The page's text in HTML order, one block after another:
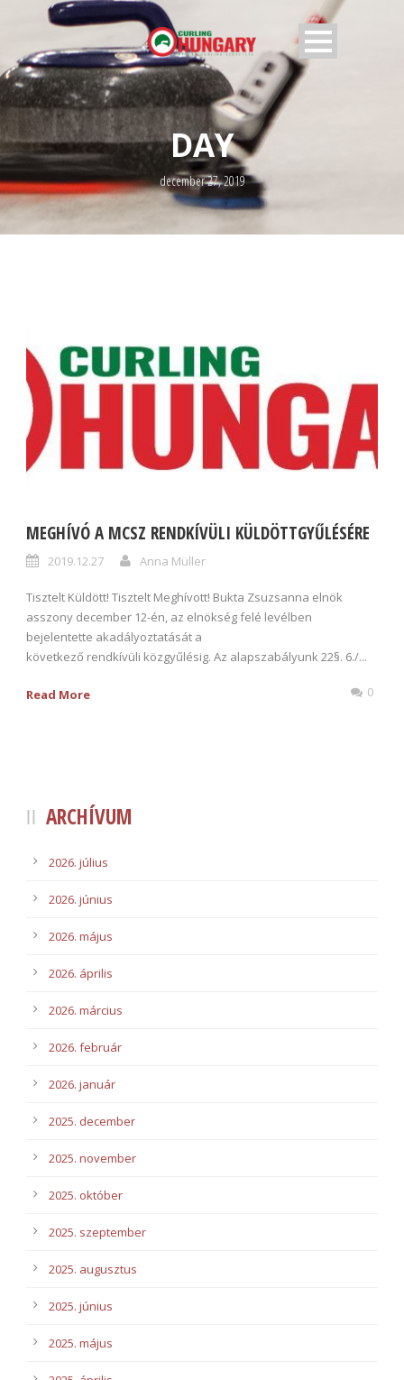
DAY
december 27, 2019
MEGHÍVÓ A MCSZ RENDKÍVÜLI KÜLDÖTTGYŰLÉSÉRE
2019.12.27 Anna Müller
Tisztelt Küldött! Tisztelt Meghívott! Bukta Zsuzsanna elnök
asszony december 12-én, az elnökség felé levélben
bejelentette akadályoztatását a
következő rendkívüli közgyűlésig. Az alapszabályunk 22§. 6./...
Read More 0
ARCHÍVUM
2026. július
2026. június
2026. május
2026. április
2026. március
2026. február
2026. január
2025. december
2025. november
2025. október
2025. szeptember
2025. augusztus
2025. június
2025. május